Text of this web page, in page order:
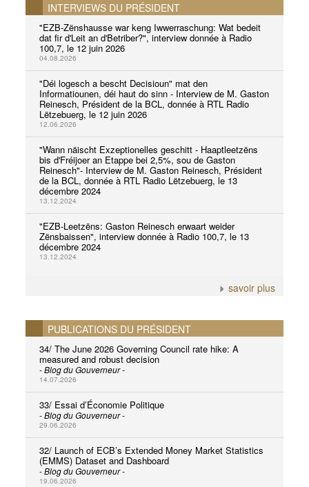
INTERVIEWS DU PRÉSIDENT
"EZB-Zënshausse war keng Iwwerraschung: Wat bedeit
dat fir d'Leit an d'Betriber?", interview donnée à Radio
100,7, le 12 juin 2026
04.08.2026
"Déi logesch a bescht Decisioun" mat den
Informatiounen, déi haut do sinn - Interview de M. Gaston
Reinesch, Président de la BCL, donnée à RTL Radio
Lëtzebuerg, le 12 juin 2026
12.06.2026
"Wann näischt Exzeptionelles geschitt - Haaptleetzëns
bis d'Fréijoer an Etappe bei 2,5%, sou de Gaston
Reinesch"- Interview de M. Gaston Reinesch, Président
de la BCL, donnée à RTL Radio Lëtzebuerg, le 13
décembre 2024
13.12.2024
"EZB-Leetzëns: Gaston Reinesch erwaart weider
Zënsbaissen", interview donnée à Radio 100,7, le 13
décembre 2024
13.12.2024
savoir plus
PUBLICATIONS DU PRÉSIDENT
34/ The June 2026 Governing Council rate hike: A
measured and robust decision
- Blog du Gouverneur -
14.07.2026
33/ Essai d’Économie Politique
- Blog du Gouverneur -
29.06.2026
32/ Launch of ECB’s Extended Money Market Statistics
(EMMS) Dataset and Dashboard
- Blog du Gouverneur -
19.06.2026